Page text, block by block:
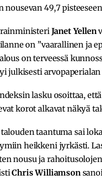
nousevan 49,7
Janet Yellen
on ”vaarallinen ja
on terveessä
julkisesti arvopaperialan
lasku osoittaa,
korot alkavat näkyä
taantuma sai
heikkeni jyrkästi.
nousu ja
Chris Williamson